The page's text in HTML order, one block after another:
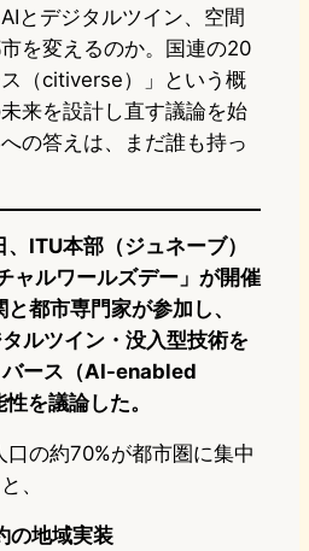
とデジタルツイン、空間
を変えるのか。国連の20
（citiverse）」という概
来を設計し直す議論を始
の答えは、まだ誰も持っ
ITU本部（ジュネーブ）
ャルワールズデー」が開催
都市専門家が参加し、
ルツイン・没入型技術を
ース（AI-enabled
を議論した。
の約70%が都市圏に集中
、
の地域実装